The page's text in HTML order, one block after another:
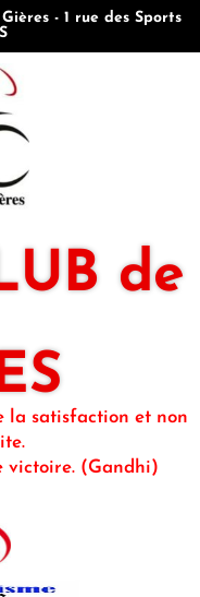
- 1 rue des Sports
de
la satisfaction et non
victoire. (Gandhi)